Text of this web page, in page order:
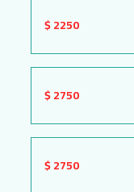
2250 $
2750 $
2750 $